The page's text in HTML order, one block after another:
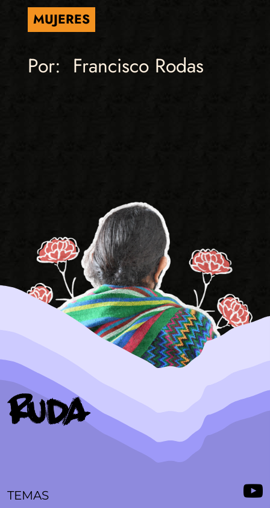
MUJERES
Por: Francisco Rodas
TEMAS